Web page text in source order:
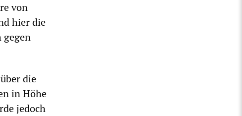
von
hier die
die
in Höhe
jedoch